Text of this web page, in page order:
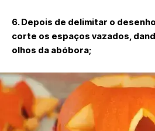
6. Depois de delimitar o
corte os espaços vazados,
olhos da abóbora;